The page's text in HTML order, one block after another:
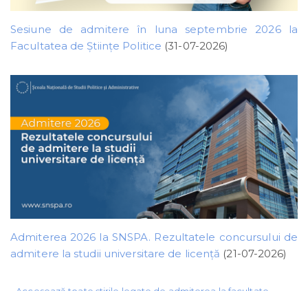
Sesiune de admitere în luna septembrie 2026 la
Facultatea de Științe Politice (31-07-2026)
Admiterea 2026 la SNSPA. Rezultatele concursului de
admitere la studii universitare de licență (21-07-2026)